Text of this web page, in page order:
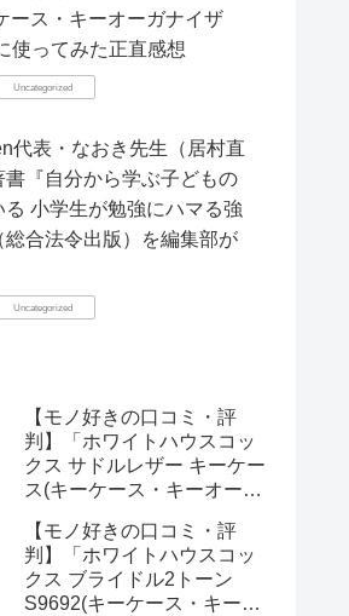
ース・キーオーガナイザ
使ってみた正直感想
Uncategorized
代表・なおき先生（居村直
書『自分から学ぶ子どもの
る 小学生が勉強にハマる強
総合法令出版）を編集部が
Uncategorized
【モノ好きの口コミ・評
判】「ホワイトハウスコッ
クス サドルレザー キーケー
ス(キーケース・キーオーガ
みた正直感想
【モノ好きの口コミ・評
判】「ホワイトハウスコッ
クス ブライドル2トーン
S9692(キーケース・キーオ